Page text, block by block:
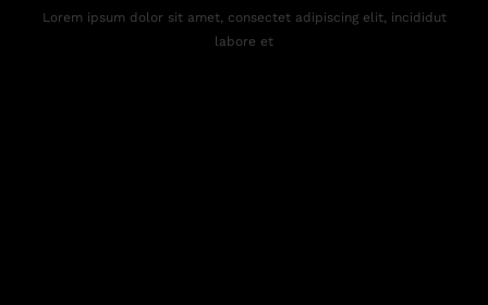
Lorem ipsum dolor sit amet, consectet adipiscing elit, incididut
labore et